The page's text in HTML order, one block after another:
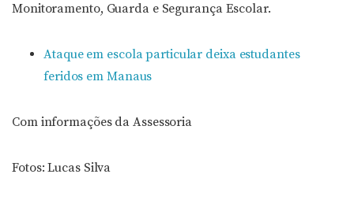
Monitoramento, Guarda e Segurança Escolar.
Ataque em escola particular deixa estudantes
feridos em Manaus
Com informações da Assessoria
Fotos: Lucas Silva